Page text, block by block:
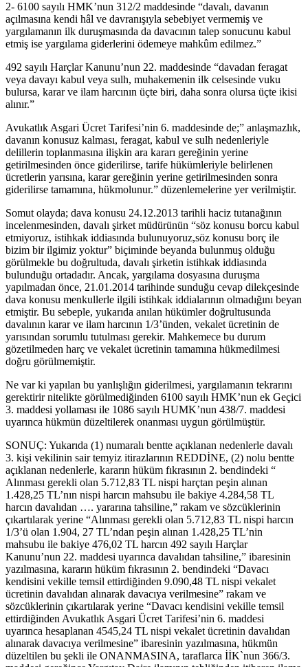
2- 6100 sayılı HMK’nun 312/2 maddesinde “davalı, davanın
açılmasına kendi hâl ve davranışıyla sebebiyet vermemiş ve
yargılamanın ilk duruşmasında da davacının talep sonucunu kabul
etmiş ise yargılama giderlerini ödemeye mahkûm edilmez.”
492 sayılı Harçlar Kanunu’nun 22. maddesinde “davadan feragat
veya davayı kabul veya sulh, muhakemenin ilk celsesinde vuku
bulursa, karar ve ilam harcının üçte biri, daha sonra olursa üçte ikisi
alınır.”
Avukatlık Asgari Ücret Tarifesi’nin 6. maddesinde de;” anlaşmazlık,
davanın konusuz kalması, feragat, kabul ve sulh nedenleriyle
delillerin toplanmasına ilişkin ara kararı gereğinin yerine
getirilmesinden önce giderilirse, tarife hükümleriyle belirlenen
ücretlerin yarısına, karar gereğinin yerine getirilmesinden sonra
giderilirse tamamına, hükmolunur.” düzenlemelerine yer verilmiştir.
Somut olayda; dava konusu 24.12.2013 tarihli haciz tutanağının
incelenmesinden, davalı şirket müdürünün “söz konusu borcu kabul
etmiyoruz, istihkak iddiasında bulunuyoruz,söz konusu borç ile
bizim bir ilgimiz yoktur” biçiminde beyanda bulunmuş olduğu
görülmekle bu doğrultuda, davalı şirketin istihkak iddiasında
bulunduğu ortadadır. Ancak, yargılama dosyasına duruşma
yapılmadan önce, 21.01.2014 tarihinde sunduğu cevap dilekçesinde
dava konusu menkullerle ilgili istihkak iddialarının olmadığını beyan
etmiştir. Bu sebeple, yukarıda anılan hükümler doğrultusunda
davalının karar ve ilam harcının 1/3’ünden, vekalet ücretinin de
yarısından sorumlu tutulması gerekir. Mahkemece bu durum
gözetilmeden harç ve vekalet ücretinin tamamına hükmedilmesi
doğru görülmemiştir.
Ne var ki yapılan bu yanlışlığın giderilmesi, yargılamanın tekrarını
gerektirir nitelikte görülmediğinden 6100 sayılı HMK’nun ek Geçici
3. maddesi yollaması ile 1086 sayılı HUMK’nun 438/7. maddesi
uyarınca hükmün düzeltilerek onanması uygun görülmüştür.
SONUÇ: Yukarıda (1) numaralı bentte açıklanan nedenlerle davalı
3. kişi vekilinin sair temyiz itirazlarının REDDİNE, (2) nolu bentte
açıklanan nedenlerle, kararın hüküm fıkrasının 2. bendindeki “
Alınması gerekli olan 5.712,83 TL nispi harçtan peşin alınan
1.428,25 TL’nın nispi harcın mahsubu ile bakiye 4.284,58 TL
harcın davalıdan …. yararına tahsiline,” rakam ve sözcüklerinin
çıkartılarak yerine “Alınması gerekli olan 5.712,83 TL nispi harcın
1/3’ü olan 1.904, 27 TL’ndan peşin alınan 1.428,25 TL’nin
mahsubu ile bakiye 476,02 TL harcın 492 sayılı Harçlar
Kanunu’nun 22. maddesi uyarınca davalıdan tahsiline,” ibaresinin
yazılmasına, kararın hüküm fıkrasının 2. bendindeki “Davacı
kendisini vekille temsil ettirdiğinden 9.090,48 TL nispi vekalet
ücretinin davalıdan alınarak davacıya verilmesine” rakam ve
sözcüklerinin çıkartılarak yerine “Davacı kendisini vekille temsil
ettirdiğinden Avukatlık Asgari Ücret Tarifesi’nin 6. maddesi
uyarınca hesaplanan 4545,24 TL nispi vekalet ücretinin davalıdan
alınarak davacıya verilmesine” ibaresinin yazılmasına, hükmün
düzeltilen bu şekli ile ONANMASINA, taraflarca İİK`nun 366/3.